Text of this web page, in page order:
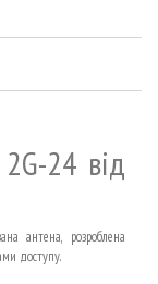
24 від
антена, розроблена
доступу.